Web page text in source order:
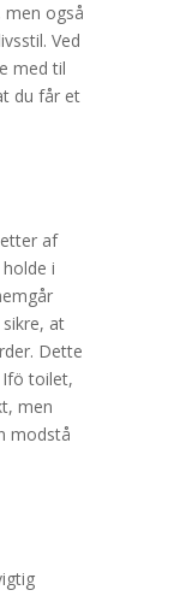
men også
Ved
med til
du får et
af
i
at
Dette
toilet,
men
modstå